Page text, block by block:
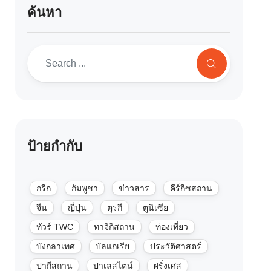
ค้นหา
ป้ายกำกับ
กรีก กัมพูชา ข่าวสาร
คีร์กีซสถาน
จีน
ญี่ปุ่น ตุรกี
ตูนิเซีย
ทัวร์ TWC
ทาจิกิสถาน
ท่องเที่ยว
บังกลาเทศ
บัลแกเรีย
ประวัติศาสตร์
ปากีสถาน
ปาเลสไตน์ ฝรั่งเศส